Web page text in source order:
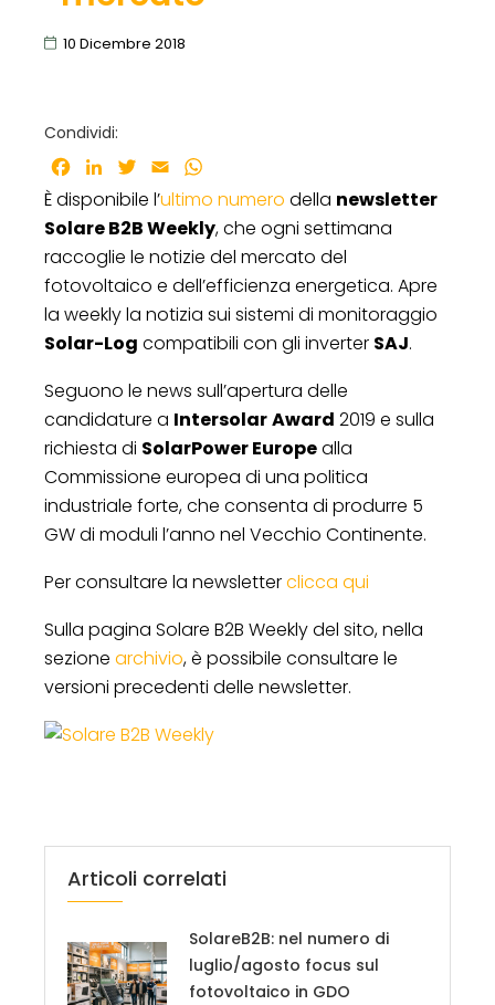
10 Dicembre 2018
Condividi:
Facebook
LinkedInTwitter
Email
È disponibile l’ultimo numero della newsletter
Solare B2B Weekly, che ogni settimana
raccoglie le notizie del mercato del
fotovoltaico e dell’efficienza energetica. Apre
la weekly la notizia sui sistemi di monitoraggio
Solar-Log compatibili con gli inverter SAJ.
Seguono le news sull’apertura delle
candidature a IntersolarAward 2019 e sulla
richiesta di SolarPower Europealla
Commissione europea di una politica
industriale forte, che consenta di produrre 5
GW di moduli l’anno nel Vecchio Continente.
Per consultare la newsletterclicca qui
Sulla pagina Solare B2B Weekly del sito, nella
sezione archivio, è possibile consultare le
versioni precedenti delle newsletter.
Articoli correlati
SolareB2B: nel numero di
luglio/agosto focus sul
fotovoltaico in GDO